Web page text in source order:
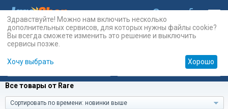
Карты Prepaid
Все товары от Rare
Сортировать по времени: новинки выше
Здравствуйте! Можно нам включить несколько
дополнительных сервисов, для которых нужны файлы cookie?
Вы всегда сможете изменить это решение и выключить
сервисы позже.
Хочу выбрать Хорошо